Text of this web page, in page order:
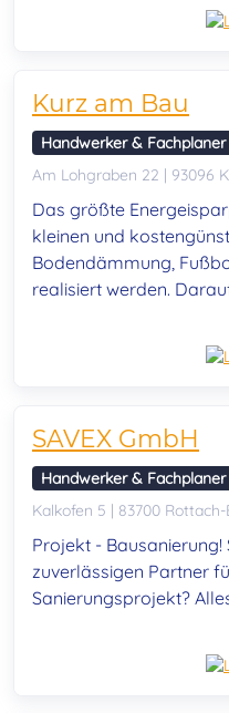
Kurz am Bau
Handwerker & Fachplaner
Am Lohgraben 22 | 93096
Das größte
kleinen und
Bodendämmung,
realisiert werden.
SAVEX GmbH
Handwerker & Fachplaner
Kalkofen 5 | 83700
Projekt - Bausanierung!
zuverlässigen Partner
Sanierungsprojekt?